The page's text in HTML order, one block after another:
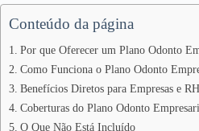
Conteúdo da página
Por que Oferecer um Plano Odonto
Como Funciona o Plano Odonto
Benefícios Diretos para Empresas e RH
Coberturas do Plano Odonto
O Que Não Está Incluído